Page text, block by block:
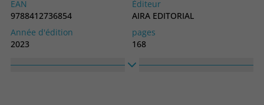
EAN
9788412736854
Éditeur
AIRA EDITORIAL
Année d'édition
2023
pages
168
langage